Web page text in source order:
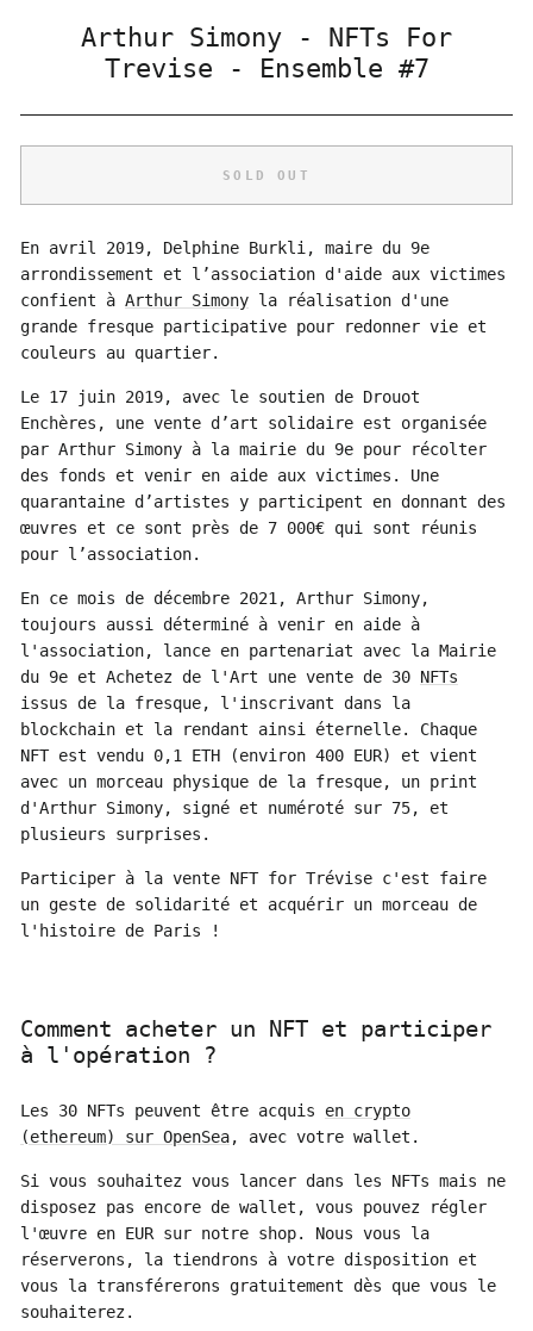
Arthur Simony - NFTs For
Trevise - Ensemble #7
SOLD OUT
En avril 2019, Delphine Burkli, maire du 9e
arrondissement et l’association d'aide aux victimes
confient à Arthur Simony la réalisation d'une
grande fresque participative pour redonner vie et
couleurs au quartier.
Le 17 juin 2019, avec le soutien de Drouot
Enchères, une vente d’art solidaire est organisée
par Arthur Simony à la mairie du 9e pour récolter
des fonds et venir en aide aux victimes. Une
quarantaine d’artistes y participent en donnant des
œuvres et ce sont près de 7 000€ qui sont réunis
pour l’association.
En ce mois de décembre 2021, Arthur Simony,
toujours aussi déterminé à venir en aide à
l'association, lance en partenariat avec la Mairie
du 9e et Achetez de l'Art une vente de 30 NFTs
issus de la fresque, l'inscrivant dans la
blockchain et la rendant ainsi éternelle. Chaque
NFT est vendu 0,1 ETH (environ 400 EUR) et vient
avec un morceau physique de la fresque, un print
d'Arthur Simony, signé et numéroté sur 75, et
plusieurs surprises.
Participer à la vente NFT for Trévise c'est faire
un geste de solidarité et acquérir un morceau de
l'histoire de Paris !
Comment acheter un NFT et participer
à l'opération ?
Les 30 NFTs peuvent être acquis en crypto
(ethereum) sur OpenSea, avec votre wallet.
Si vous souhaitez vous lancer dans les NFTs mais ne
disposez pas encore de wallet, vous pouvez régler
l'œuvre en EUR sur notre shop. Nous vous la
réserverons, la tiendrons à votre disposition et
vous la transférerons gratuitement dès que vous le
souhaiterez.